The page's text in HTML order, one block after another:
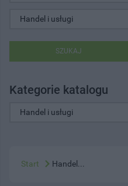
SZUKAJ
Kategorie katalogu
Start Handel...